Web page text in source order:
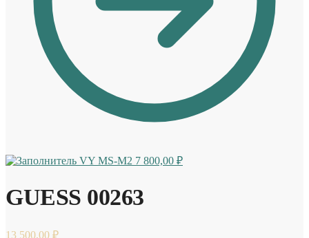
VY MS-M2 7 800,00 ₽
GUESS 00263
13 500,00 ₽